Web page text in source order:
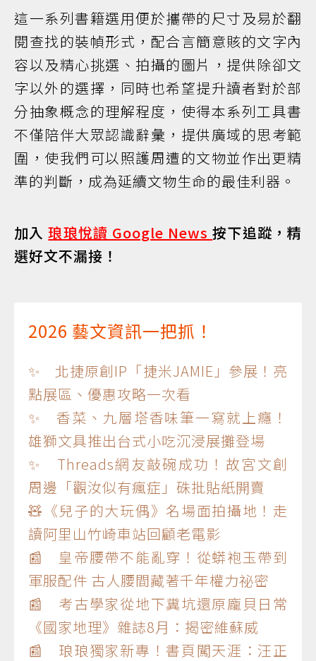
這一系列書籍選用便於攜帶的尺寸及易於翻
閱查找的裝幀形式，配合言簡意賅的文字內
容以及精心挑選、拍攝的圖片，提供除卻文
字以外的選擇，同時也希望提升讀者對於部
分抽象概念的理解程度，使得本系列工具書
不僅陪伴大眾認識辭彙，提供廣域的思考範
圍，使我們可以照護周遭的文物並作出更精
準的判斷，成為延續文物生命的最佳利器。
加入琅琅悅讀 Google News按下追蹤，精
選好文不漏接！
2026 藝文資訊一把抓！
✨ 北捷原創IP「捷米JAMIE」參展！亮
點展區、優惠攻略一次看
✨ 香菜、九層塔香味筆一寫就上癮！
雄獅文具推出台式小吃沉浸展攤登場
✨ Threads網友敲碗成功！故宮文創
周邊「觀汝似有瘋症」硃批貼紙開賣
🧸《兒子的大玩偶》名場面拍攝地！走
讀阿里山竹崎車站回顧老電影
📰 皇帝腰帶不能亂穿！從蟒袍玉帶到
軍服配件 古人腰間藏著千年權力祕密
📰 考古學家從地下糞坑還原龐貝日常
《國家地理》雜誌8月：揭密維蘇威
📰 琅琅獨家新專！書頁闖天涯：汪正